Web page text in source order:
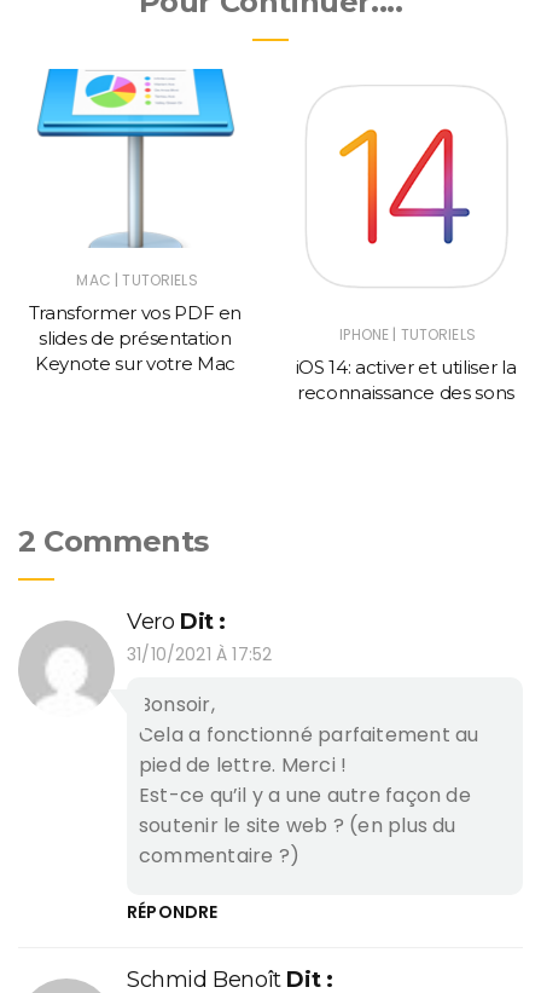
MAC | TUTORIELS
Transformer vos PDF en
slides de présentation
Keynote sur votre Mac
IPHONE | TUTORIELS
iOS 14: activer et utiliser la
reconnaissance des sons
2 Comments
Vero Dit :
31/10/2021 À 17:52
Bonsoir,
Cela a fonctionné parfaitement au
pied de lettre. Merci !
Est-ce qu’il y a une autre façon de
soutenir le site web ? (en plus du
commentaire ?)
RÉPONDRE
Schmid Benoît Dit :